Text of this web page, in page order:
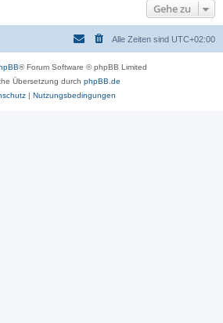
Gehe zu
Alle Zeiten sind UTC+02:00
® Forum Software © phpBB Limited
Übersetzung durch phpBB.de
| Nutzungsbedingungen